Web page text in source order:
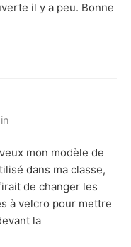
il y a peu. Bonne
mon modèle de
dans ma classe,
de changer les
à velcro pour mettre
la